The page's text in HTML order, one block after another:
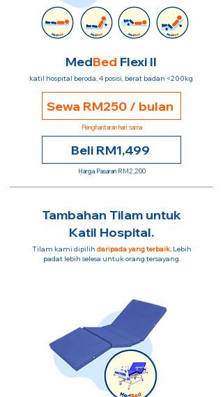
MedBed Flexi II
katil hospital beroda, 4 posisi, berat badan <200kg
Sewa RM250 / bulan
Penghantaran hari sama
Beli RM1,499
Harga Pasaran RM2,200
Tambahan Tilam untuk
Katil Hospital.
Tilam kami dipilih daripada yang terbaik.Lebih
padat lebih selesa untuk orang tersayang.